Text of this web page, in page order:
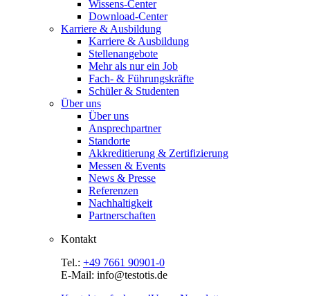
Wissens-Center
Download-Center
Karriere & Ausbildung
Karriere & Ausbildung
Stellenangebote
Mehr als nur ein Job
Fach- & Führungskräfte
Schüler & Studenten
Über uns
Über uns
Ansprechpartner
Standorte
Akkreditierung & Zertifizierung
Messen & Events
News & Presse
Referenzen
Nachhaltigkeit
Partnerschaften
Kontakt
Tel.: +49 7661 90901-0
E-Mail: info@testotis.de